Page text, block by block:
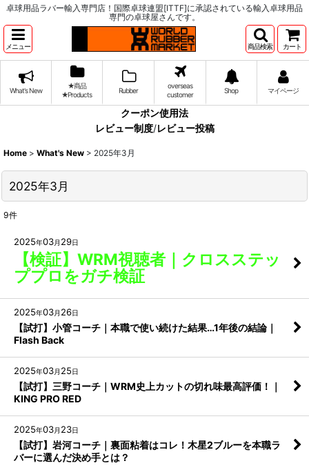
卓球用品ラバー輸入専門店！国際卓球連盟[ITTF]に承認されている輸入卓球用品
専門の卓球屋さんです。
メニュー 商品検索 カート
What's New
★商品
★Products
Rubber
overseas
customer
Shop マイページ
クーポン使用法
レビュー制度/レビュー投稿
Home > What's New > 2025年3月
2025年3月
9件
2025年03月 29日
【検証】WRM視聴者｜クロスステッ
ププロをガチ検証
2025年03月 26日
【試打】小管コーチ｜本職で使い続けた結果…1年後の結論｜
Flash Back
2025年03月 25日
【試打】三野コーチ｜WRM史上カットの切れ味最高評価！｜
KING PRO RED
2025年03月 23日
【試打】岩河コーチ｜裏面粘着はコレ！木星2ブルーを本職ラ
バーに選んだ決め手とは？